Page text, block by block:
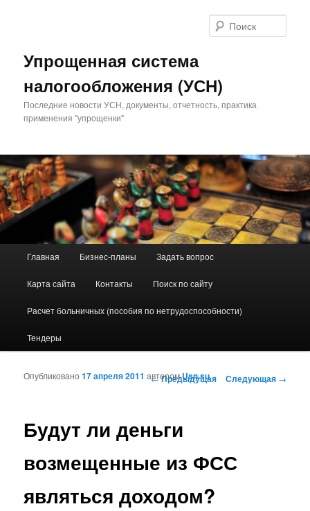
Упрощенная система
налогообложения (УСН)
Последние новости УСН, документы, отчетность, практика
применения "упрощенки"
Перейти к основному содержимому
Перейти к дополнительному содержимому
Главная Бизнес-планы Задать вопрос
Карта сайта Контакты Поиск по сайту
Расчет больничных (пособия по нетрудоспособности)
Тендеры
Навигация по записям
←Предыдущая Следующая →
Будут ли деньги
возмещенные из ФСС
являться доходом?
Опубликовано17 апреля 2011 авторомUsn.su